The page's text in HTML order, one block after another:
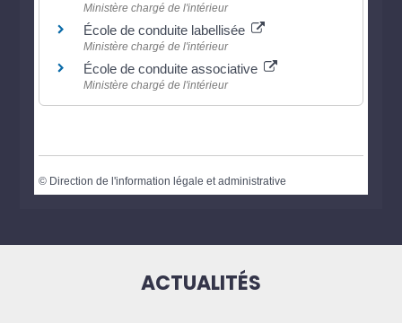
Ministère chargé de l'intérieur
École de conduite labellisée
Ministère chargé de l'intérieur
École de conduite associative
Ministère chargé de l'intérieur
© Direction de l'information légale et administrative
ACTUALITÉS